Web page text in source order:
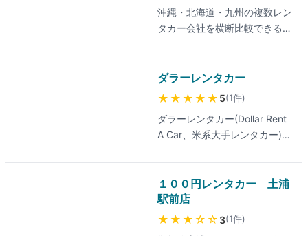
ン・バス・アルファード(プレ
ミアム)・キャンピングカーま
空港無料送迎サービスを全エリ
アで提供、車両は3年以下の新
しさで安全装備標準。地域内の
他店舗での乗り捨ても可能、早
ーンも実施。最新の料金は公式
サイトでご確認ください。
沖縄・北海道・九州の複数レン
タカー会社を横断比較できる予
ドシート無料・ETC使い放題・
Bluetooth対応など40項目以上
の条件でフィルタ検索でき、マ
サイトでまとめて手配できる。
ダラーレンタカー
★★★★★ 5(1件)
ダラーレンタカー(Dollar Rent
A Car、米系大手レンタカー)
ダ・グアム・サイパンで展開す
る海外レンタカー大手。保険・
税金・貸出時満タンガソリンを
含む「らくらくプラン」が人気
１００円レンタカー 土浦
駅前店
★★★ ☆☆ 3(1件)